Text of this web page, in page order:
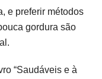
e preferir métodos
gordura são
“Saudáveis e à